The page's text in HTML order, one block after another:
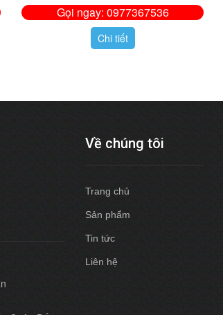
Gọi ngay: 0977367536
Chi tiết
Về chúng tôi
Trang chủ
Sản phẩm
Tin tức
Liên hệ